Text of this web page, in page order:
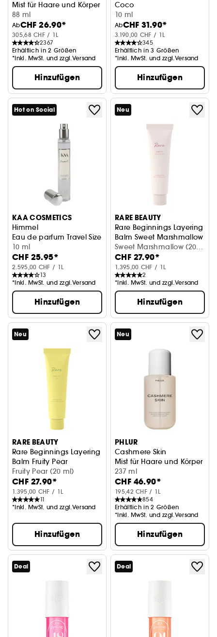
Mist für Haare und Körper
88 ml
AbCHF 26.90*
305,68 CHF / 1L
2367
Erhältlich in 2 Größen
*Inkl. MwSt. und zzgl.Versand
Hinzufügen
Coco
Eau de Parfum
10 ml
AbCHF 31.90*
3.190,00 CHF / 1L
345
Erhältlich in 3 Größen
*Inkl. MwSt. und zzgl.Versand
Hinzufügen
Hot on Social
KAA COSMETICS
Himmel
Eau de parfum Travel Size
10 ml
CHF 25.95*
2.595,00 CHF / 1L
13
*Inkl. MwSt. und zzgl.Versand
Hinzufügen
Neu
RARE BEAUTY
Rare Beginnings Layering
Balm Sweet Marshmallow
Parfum-Balsam
Sweet Marshmallow (20
ml)
CHF 27.90*
1.395,00 CHF / 1L
2
*Inkl. MwSt. und zzgl.Versand
Hinzufügen
Neu
RARE BEAUTY
Rare Beginnings Layering
Balm Fruity Pear
Parfum-Balsam
Fruity Pear (20 ml)
CHF 27.90*
1.395,00 CHF / 1L
11
*Inkl. MwSt. und zzgl.Versand
Hinzufügen
Neu
PHLUR
Cashmere Skin
Mist für Haare und Körper
237 ml
CHF 46.90*
195,42 CHF / 1L
854
Erhältlich in 2 Größen
*Inkl. MwSt. und zzgl.Versand
Hinzufügen
Deal Deal